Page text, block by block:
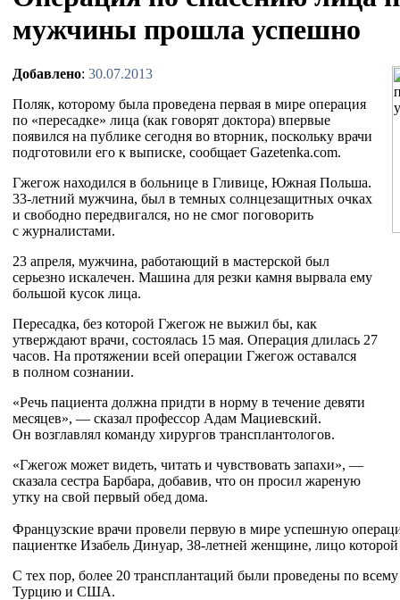
мужчины прошла успешно
Добавлено: 30.07.2013
Поляк, которому была проведена первая в мире операция
по «пересадке» лица (как говорят доктора) впервые
появился на публике сегодня во вторник, поскольку врачи
подготовили его к выписке, сообщает Gazetenka.com.
Гжегож находился в больнице в Гливице, Южная Польша.
33-летний мужчина, был в темных солнцезащитных очках
и свободно передвигался, но не смог поговорить
с журналистами.
23 апреля, мужчина, работающий в мастерской был
серьезно искалечен. Машина для резки камня вырвала ему
большой кусок лица.
Пересадка, без которой Гжегож не выжил бы, как
утверждают врачи, состоялась 15 мая. Операция длилась 27
часов. На протяжении всей операции Гжегож оставался
в полном сознании.
«Речь пациента должна придти в норму в течение девяти
месяцев», — сказал профессор Адам Мациевский.
Он возглавлял команду хирургов трансплантологов.
«Гжегож может видеть, читать и чувствовать запахи», —
сказала сестра Барбара, добавив, что он просил жареную
утку на свой первый обед дома.
Французские врачи провели первую в мире успешную
пациентке Изабель Динуар, 38-летней женщине, лицо которой
С тех пор, более 20 трансплантаций были проведены по
Турцию и США.